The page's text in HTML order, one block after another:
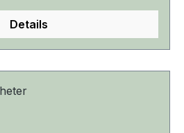
26. Die Größen CH 12 und
von 5 ml. Der
und wird in der Blase
Details